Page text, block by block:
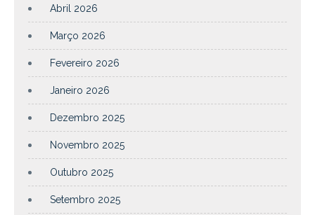
Abril 2026
Março 2026
Fevereiro 2026
Janeiro 2026
Dezembro 2025
Novembro 2025
Outubro 2025
Setembro 2025